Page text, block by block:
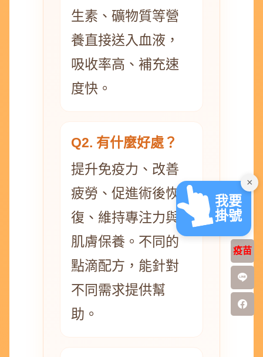
生素、礦物質等營
養直接送入血液，
吸收率高、補充速
度快。
Q2. 有什麼好處？
提升免疫力、改善
疲勞、促進術後恢
復、維持專注力與
肌膚保養。不同的
點滴配方，能針對
不同需求提供幫
助。
×
我要
掛號
疫苗